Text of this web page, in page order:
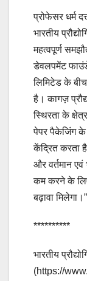
प्रोफेसर धर्म
भारतीय
महत्वपूर्ण
डेवलपमेंट
लिमिटेड के
है। कागज़
स्थिरता के
पेपर पैकेजिंग के
केंद्रित करता
और वर्तमान एवं
कम करने के
बढ़ावा मिलेगा।”
**********
भारतीय
(https://